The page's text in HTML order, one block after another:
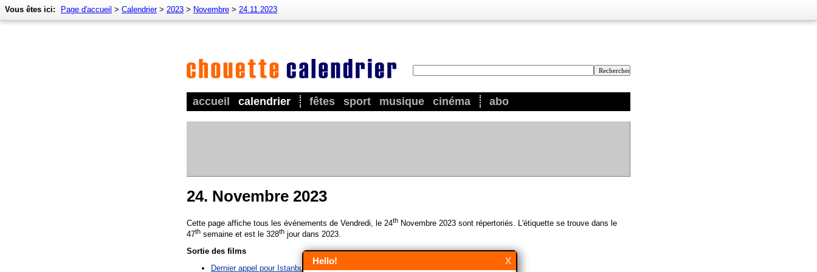
accueil calendrier fêtes sport musique cinéma abo
Vous êtes ici: Page d'accueil > Calendrier> 2023 > Novembre > 24.11.2023
24. Novembre 2023
Cette page affiche tous les événements de Vendredi, le 24th Novembre 2023 sont répertoriés. L'étiquette se trouve dans le
47th semaine et est le 328th jour dans 2023.
Sortie des films
Dernier appel pour Istanbul
X
Hello!